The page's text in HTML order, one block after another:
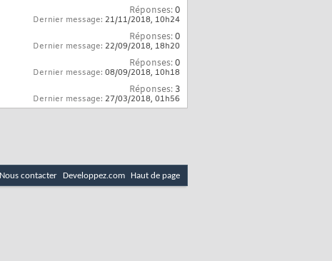
Réponses:0
Dernier message: 21/11/2018, 10h24
Réponses:0
Dernier message: 22/09/2018, 18h20
Réponses:0
Dernier message: 08/09/2018, 10h18
Réponses: 3
Dernier message: 27/03/2018, 01h56
Nous contacter Developpez.com Haut de page